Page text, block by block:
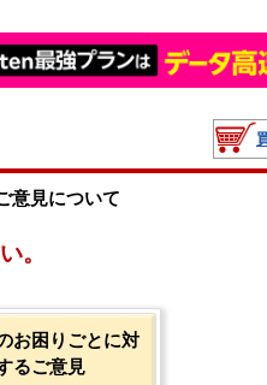
意見について
。
お困りごとに対
るご意見